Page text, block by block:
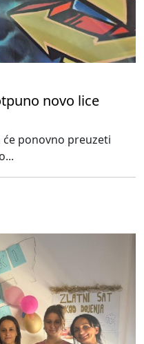
novo lice
ponovno preuzeti